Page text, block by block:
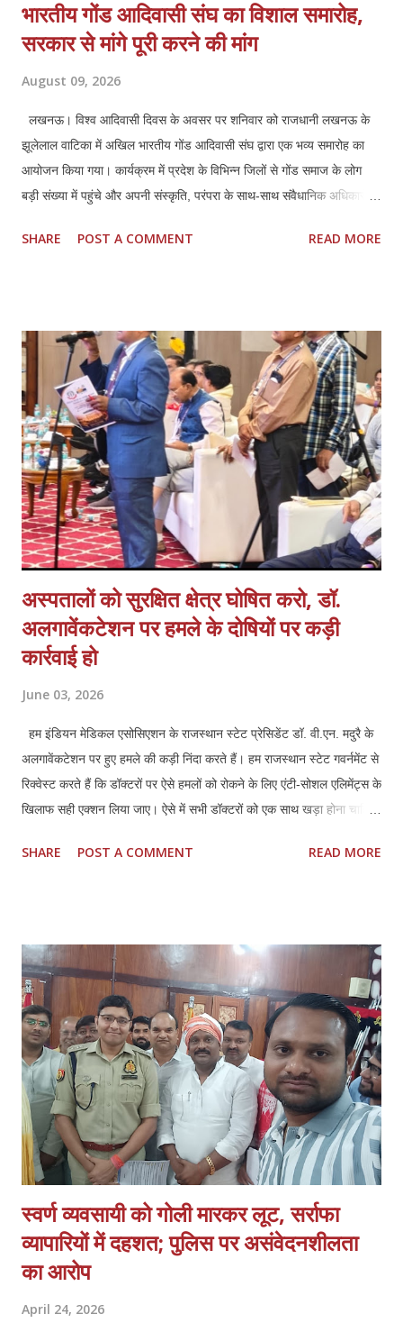
भारतीय गोंड आदिवासी संघ का विशाल समारोह,
सरकार से मांगे पूरी करने की मांग
August 09, 2026
लखनऊ। विश्व आदिवासी दिवस के अवसर पर शनिवार को राजधानी लखनऊ के
झूलेलाल वाटिका में अखिल भारतीय गोंड आदिवासी संघ द्वारा एक भव्य समारोह का
आयोजन किया गया। कार्यक्रम में प्रदेश के विभिन्न जिलों से गोंड समाज के लोग
बड़ी संख्या में पहुंचे और अपनी संस्कृति, परंपरा के साथ-साथ संवैधानिक अधिकारों
सरकार के नाम एक स्मारक पत्र तैयार कर उसे शासन को प्रेषित करने की घोषणा
जनजाति का दर्जा प्राप्त है, जबकि शेष जिलों में उन्हें अनुसूचित जाति में रखा गया
है। इससे जाति प्रमाण पत्र बनवाने में भारी दिक्कतें आ रही हैं। उन्होंने मांग की कि
इस विसंगति को दूर कर पूरे उत्तर प्रदेश में गोंड एवं उसकी उपजातियों को अनुसूचित
जनजाति की सूची में शामिल किया जाए। साथ ही जिनके पास पहले से प्रमाण पत्र हैं
उन्हें उसी आधार पर और शे...
SHARE POST A COMMENT READ MORE
अस्पतालों को सुरक्षित क्षेत्र घोषित करो, डॉ.
अलगावेंकटेशन पर हमले के दोषियों पर कड़ी
कार्रवाई हो
June 03, 2026
हम इंडियन मेडिकल एसोसिएशन के राजस्थान स्टेट प्रेसिडेंट डॉ. वी.एन. मदुरै के
अलगावेंकटेशन पर हुए हमले की कड़ी निंदा करते हैं। हम राजस्थान स्टेट गवर्नमेंट से
रिक्वेस्ट करते हैं कि डॉक्टरों पर ऐसे हमलों को रोकने के लिए एंटी-सोशल एलिमेंट्स के
खिलाफ सही एक्शन लिया जाए। ऐसे में सभी डॉक्टरों को एक साथ खड़ा होना चाहिए
तरह राजस्थान में भी डॉक्टर्स एंड हॉस्पिटल प्रोटेक्शन एक्ट (TN HPA 48/2008)
घोषित किया जाना चाहिए। सभी अस्पतालों में CCTV कैमरे लगाए जाने चाहिए और
उन्हें पूरी तरह से सुरक्षित रखा जाना चाहिए। सीनियर पुलिस अधिकारियों को यह
पक्का करना चाहिए कि पुलिस पेट्रोलिंग गाड़ियां अस्पताल के इलाकों में अक्सर
पेट्रोलिंग करें।
SHARE POST A COMMENT READ MORE
स्वर्ण व्यवसायी को गोली मारकर लूट, सर्राफा
व्यापारियों में दहशत; पुलिस पर असंवेदनशीलता
का आरोप
April 24, 2026